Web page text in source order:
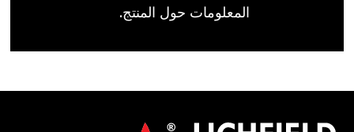
المعلومات حول المنتج.